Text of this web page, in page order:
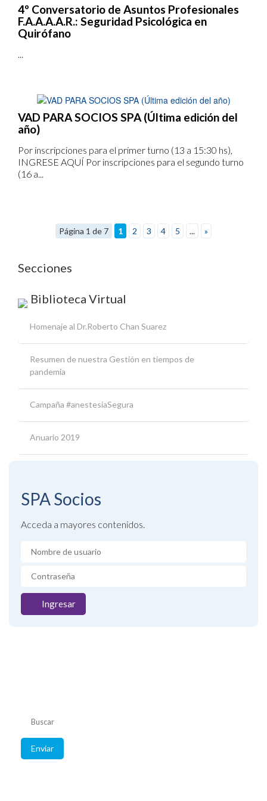
4º Conversatorio de Asuntos Profesionales
F.A.A.A.A.R.: Seguridad Psicológica en
Quirófano
...
VAD PARA SOCIOS SPA (Última edición del
año)
Por inscripciones para el primer turno (13 a 15:30 hs),
INGRESE AQUÍ Por inscripciones para el segundo turno
(16 a...
Página 1 de 7 1 2 3 4 5 ... »
Secciones
Biblioteca Virtual
Homenaje al Dr.Roberto Chan Suarez
Resumen de nuestra Gestión en tiempos de
pandemia
Campaña #anestesiaSegura
Anuario 2019
SPASocios
Acceda a mayores contenidos.
Ingresar